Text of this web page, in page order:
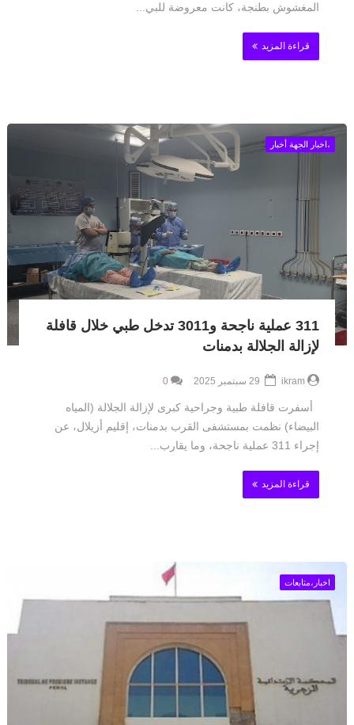
المغشوش بطنجة، كانت معروضة للبي...
قراءة المزيد
،اخبار الجهة أخبار
311 عملية ناجحة و3011 تدخل طبي خلال قافلة
لإزالة الجلالة بدمنات
ikram
0
أسفرت قافلة طبية وجراحية كبرى لإزالة الجلالة (المياه
البيضاء) نظمت بمستشفى القرب بدمنات، إقليم أزيلال، عن
إجراء 311 عملية ناجحة، وما يقارب...
قراءة المزيد
اخبار،متابعات